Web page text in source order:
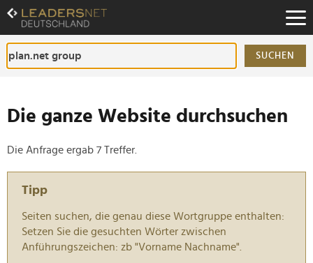
Zum
Inhalt
Zur
Fußzeilen-
Navigation
SUCHEN
Die ganze Website durchsuchen
Die Anfrage ergab 7 Treffer.
Tipp
Seiten suchen, die genau diese Wortgruppe enthalten:
Setzen Sie die gesuchten Wörter zwischen
Anführungszeichen: zb "Vorname Nachname".